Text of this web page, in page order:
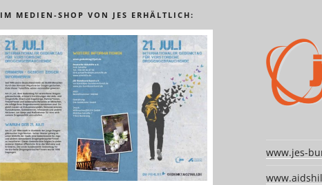
IM MEDIEN-SHOP VON JES ERHÄLTLICH:
www.jes-